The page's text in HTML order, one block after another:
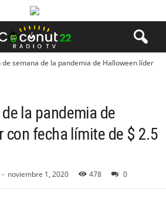
de semana de la pandemia de Halloween líder
la pandemia de
con fecha límite de $ 2.5
- noviembre 1, 2020 478 0